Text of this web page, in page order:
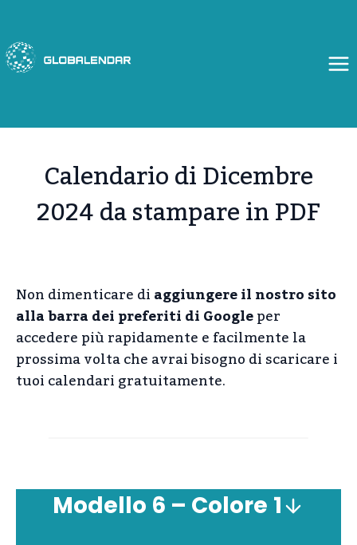
contenuto
Calendario di Dicembre
2024 da stampare in PDF
Non dimenticare diaggiungere il nostro sito
alla barra dei preferiti di Googleper
accedere più rapidamente e facilmente la
prossima volta che avrai bisogno di scaricare i
tuoi calendari gratuitamente.
Modello 6 – Colore 1